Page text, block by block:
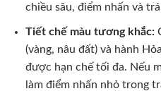
chiều sâu, điểm nhấn và
Tiết chế màu tương khắc:
(vàng, nâu đất) và hành
được hạn chế tối đa. Nếu
làm điểm nhấn nhỏ trong